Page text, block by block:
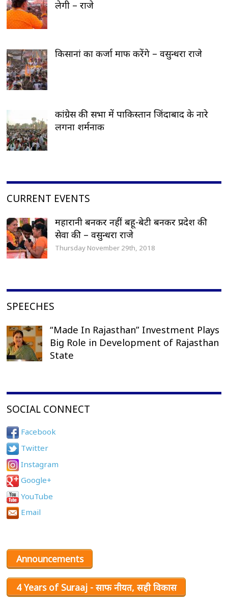
लेगी – राजे
किसानां का कर्जा माफ करेंगे – वसुन्धरा राजे
कांग्रेस की सभा में पाकिस्तान जिंदाबाद के नारे
लगना शर्मनाक
CURRENT EVENTS
महारानी बनकर नहीं बहू-बेटी बनकर प्रदेश की
सेवा की – वसुन्धरा राजे
Thursday November 29th, 2018
SPEECHES
“Made In Rajasthan” Investment Plays
Big Role in Development of Rajasthan
State
SOCIAL CONNECT
Facebook
Twitter
Instagram
Google+
YouTube
Email
Announcements
4 Years of Suraaj - साफ नीयत, सही विकास